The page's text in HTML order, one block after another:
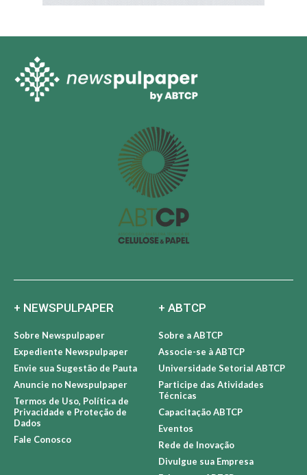
+ NEWSPULPAPER
Sobre Newspulpaper
Expediente Newspulpaper
Envie sua Sugestão de Pauta
Anuncie no Newspulpaper
Termos de Uso, Política de
Privacidade e Proteção de
Dados
Fale Conosco
+ ABTCP
Sobre a ABTCP
Associe-se à ABTCP
Universidade Setorial ABTCP
Participe das Atividades
Técnicas
Capacitação ABTCP
Eventos
Rede de Inovação
Divulgue sua Empresa